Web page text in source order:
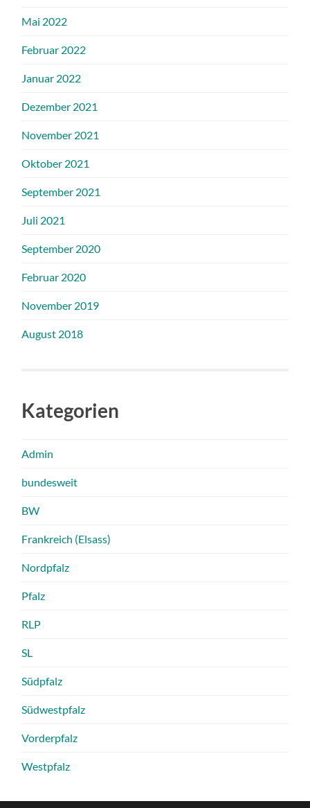
Mai 2022
Februar 2022
Januar 2022
Dezember 2021
November 2021
Oktober 2021
September 2021
Juli 2021
September 2020
Februar 2020
November 2019
August 2018
Kategorien
Admin
bundesweit
BW
Frankreich (Elsass)
Nordpfalz
Pfalz
RLP
SL
Südpfalz
Südwestpfalz
Vorderpfalz
Westpfalz